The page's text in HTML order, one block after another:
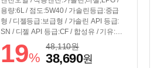
용량:6L / 점도:5W40 / 가솔린등급:중급
형 / 디젤등급:보급형 / 가솔린 API 등급:
SN / 디젤 API 등급:CF / 합성유 / 기유:V
HVI(그룹3) / ACEA 등급:C3 / DPF장착
차량용 / BMW LL-04 / MB229.51
19%
48,110원
38,690원